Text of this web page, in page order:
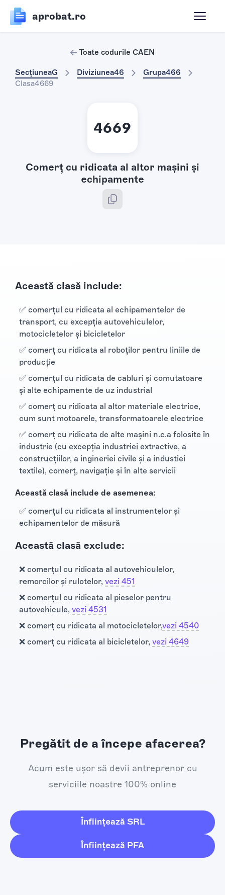
aprobat.ro
Toate codurile CAEN
SecțiuneaG Diviziunea46 Grupa466
Clasa4669
4669
Comerţ cu ridicata al altor maşini şi
echipamente
Această clasă include:
✅ comerţul cu ridicata al echipamentelor de
transport, cu excepţia autovehiculelor,
motocicletelor şi bicicletelor
✅ comerţ cu ridicata al roboţilor pentru liniile de
producţie
✅ comerţul cu ridicata de cabluri şi comutatoare
şi alte echipamente de uz industrial
✅ comerţ cu ridicata al altor materiale electrice,
cum sunt motoarele, transformatoarele electrice
✅ comerţ cu ridicata de alte maşini n.c.a folosite în
industrie (cu excepţia industriei extractive, a
construcţiilor, a ingineriei civile şi a industiei
textile), comerţ, navigaţie şi în alte servicii
Această clasă include de asemenea:
✅ comerţul cu ridicata al instrumentelor şi
echipamentelor de măsură
Această clasă exclude:
❌ comerţul cu ridicata al autovehiculelor,
remorcilor şi rulotelor, vezi 451
❌ comerţul cu ridicata al pieselor pentru
autovehicule, vezi 4531
❌ comerţ cu ridicata al motocicletelor,vezi 4540
❌ comerţ cu ridicata al bicicletelor, vezi 4649
Pregătit de a începe afacerea?
Acum este ușor să devii antreprenor cu
serviciile noastre 100% online
Înființează SRL
Înființează PFA